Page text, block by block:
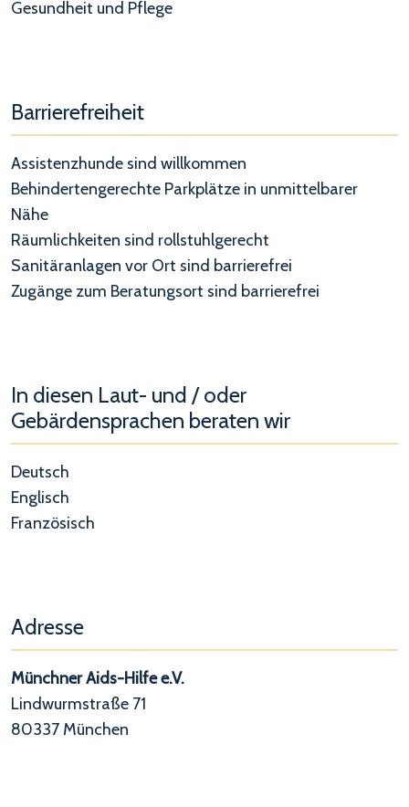
Gesundheit und Pflege
Barrierefreiheit
Assistenzhunde sind willkommen
Behindertengerechte Parkplätze in unmittelbarer
Nähe
Räumlichkeiten sind rollstuhlgerecht
Sanitäranlagen vor Ort sind barrierefrei
Zugänge zum Beratungsort sind barrierefrei
In diesen Laut- und / oder
Gebärdensprachen beraten wir
Deutsch
Englisch
Französisch
Adresse
Münchner Aids-Hilfe e.V.
Lindwurmstraße 71
80337 München